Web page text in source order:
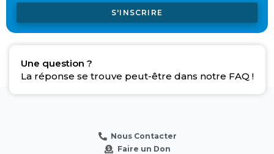
S'INSCRIRE
Une question ?
La réponse se trouve peut-être dans notre FAQ !
Nous Contacter
Faire un Don